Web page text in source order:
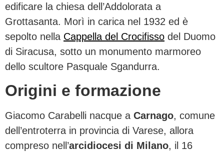
edificare la chiesa dell’Addolorata a
Grottasanta. Morì in carica nel 1932 ed è
sepolto nella Cappella del Crocifisso del Duomo
di Siracusa, sotto un monumento marmoreo
dello scultore Pasquale Sgandurra.
Origini e formazione
Giacomo Carabelli nacque a Carnago, comune
dell’entroterra in provincia di Varese, allora
compreso nell’arcidiocesi di Milano, il 16